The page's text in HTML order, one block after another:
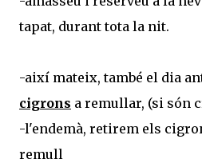
tapat, durant tota la nit.
-així mateix, també el dia
cigrons a remullar, (si són
-l'endemà, retirem els
remull